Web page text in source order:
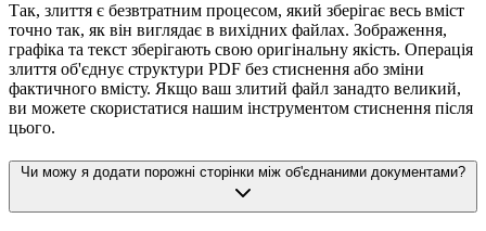
Так, злиття є безвтратним процесом, який зберігає весь вміст
точно так, як він виглядає в вихідних файлах. Зображення,
графіка та текст зберігають свою оригінальну якість. Операція
злиття об'єднує структури PDF без стиснення або зміни
фактичного вмісту. Якщо ваш злитий файл занадто великий,
ви можете скористатися нашим інструментом стиснення після
цього.
Чи можу я додати порожні сторінки між об'єднаними документами?